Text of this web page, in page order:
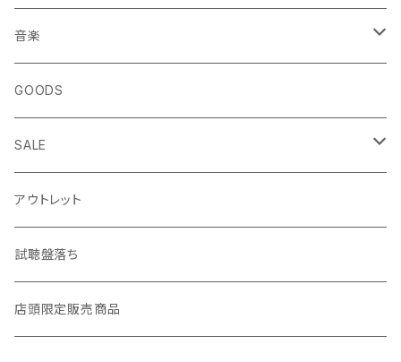
エッセイ・日記
生き方
短歌・詩集
ZINE・リトルプレス
趣味・暮らし
音楽・映画・芸術
音楽
◎ NEWFOLK特集
◎ シンガーソングライター特集
CD
LP（レコード）
TAPE（カセットテープ）
GOODS
SALE
LP
CD・TAPE・7インチ
アウトレット
試聴盤落ち
店頭限定販売商品